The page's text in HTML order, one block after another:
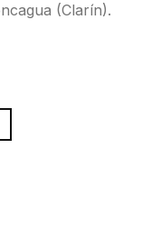
(Clarín).